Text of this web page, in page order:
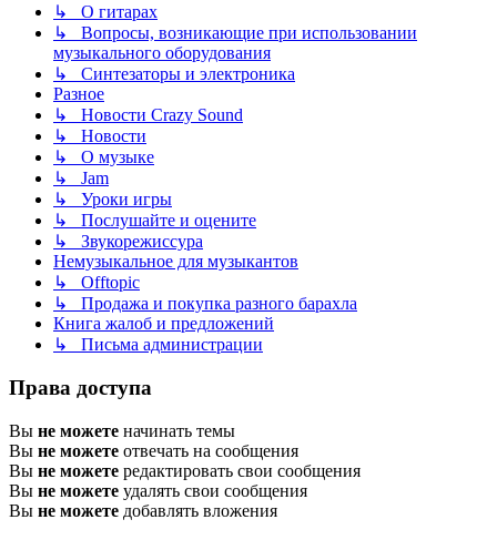
↳ О гитарах
↳ Вопросы, возникающие при использовании
музыкального оборудования
↳ Синтезаторы и электроника
Разное
↳ Новости Crazy Sound
↳ Новости
↳ О музыке
↳ Jam
↳ Уроки игры
↳ Послушайте и оцените
↳ Звукорежиссура
Немузыкальное для музыкантов
↳ Offtopic
↳ Продажа и покупка разного барахла
Книга жалоб и предложений
↳ Письма администрации
Права доступа
Вы не можете начинать темы
Вы не можете отвечать на сообщения
Вы не можете редактировать свои сообщения
Вы не можете удалять свои сообщения
Вы не можете добавлять вложения